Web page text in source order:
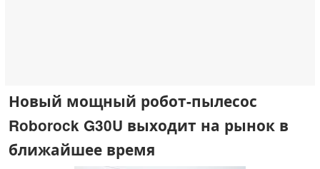
Новый мощный робот-пылесос
Roborock G30U выходит на рынок в
ближайшее время